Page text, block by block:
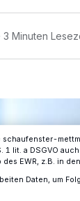
3 Minuten
unter „Wir und
unteren Rand
unseres
schaufenster-
1 lit. a DSGVO
EWR, z.B. in
Daten, um